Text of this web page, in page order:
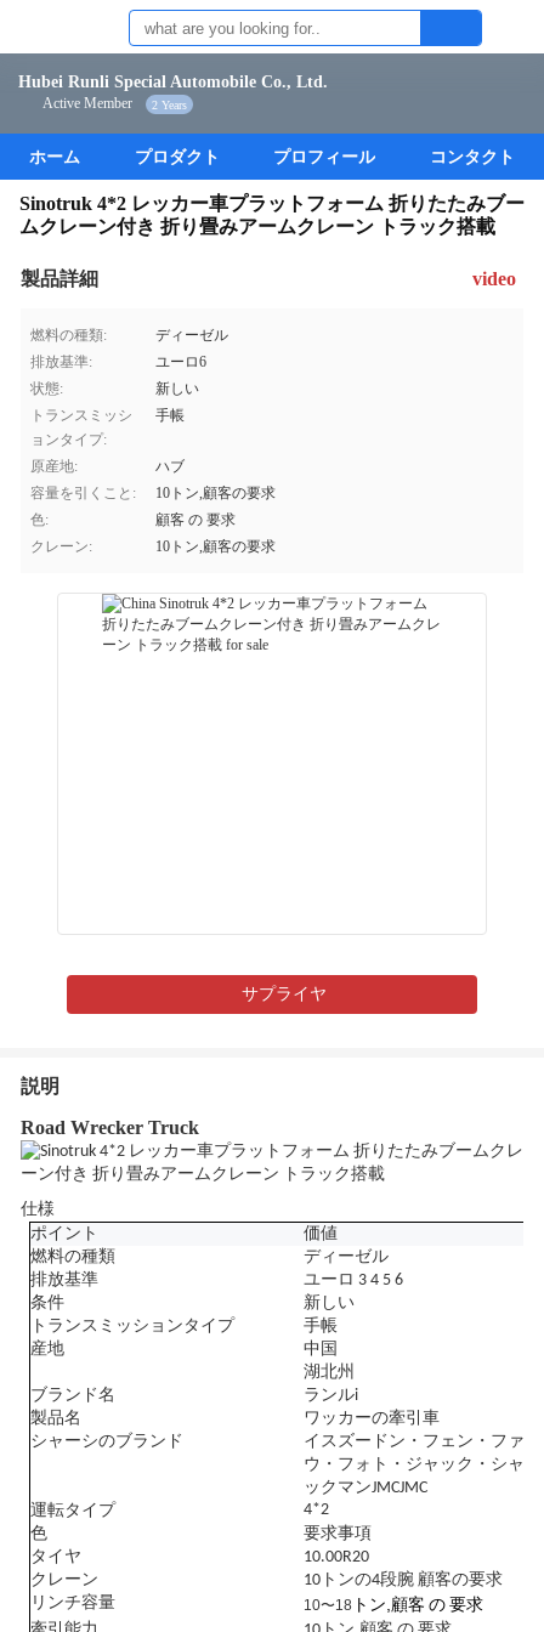
Hubei Runli Special Automobile Co., Ltd.
Active Member 2 Years
ホーム プロダクト プロフィール コンタクト
Sinotruk 4*2 レッカー車プラットフォーム 折りたたみブー
ムクレーン付き 折り畳みアームクレーン トラック搭載
製品詳細 video
燃料の種類:
ディーゼル
排放基準:
ユーロ6
状態:
新しい
トランスミッシ
ョンタイプ:
手帳
原産地:
ハブ
容量を引くこと:
10トン,顧客の要求
色:
顧客 の 要求
クレーン:
10トン,顧客の要求
サプライヤ
説明
Road Wrecker Truck
仕様
ポイント
価値
燃料の種類
ディーゼル
排放基準
ユーロ 3 4 5 6
条件
新しい
トランスミッションタイプ
手帳
産地
中国
湖北州
ブランド名
ランルi
製品名
ワッカーの牽引車
シャーシのブランド
イスズー ドン・フェン・ファ
ウ・フォト・ジャック・シャ
ックマンJMCJMC
運転タイプ
4*2
色
要求事項
タイヤ
10.00R20
クレーン
10トンの4段腕 顧客の要求
リンチ容量
10〜18 トン 顧客 の 要求